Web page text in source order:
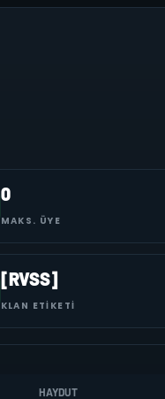
0
MAKS. ÜYE
[RVSS]
KLAN ETIKETI
HAYDUT